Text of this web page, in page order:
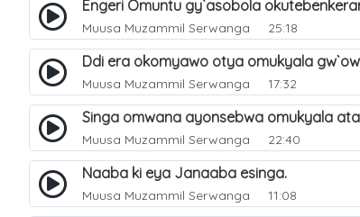
Engeri Omuntu gy`asobola
Muusa Muzammil Serwanga 25:18
Ddi era okomyawo otya omukyala
Muusa Muzammil Serwanga 17:32
Singa omwana ayonsebwa omukyala
Muusa Muzammil Serwanga 22:40
Naaba ki eya Janaaba esinga.
Muusa Muzammil Serwanga 11:08